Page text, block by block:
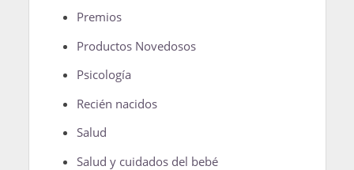
Premios
Productos Novedosos
Psicología
Recién nacidos
Salud
Salud y cuidados del bebé